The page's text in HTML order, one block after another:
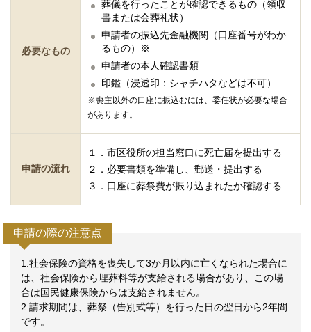
必要なもの
葬儀を行ったことが確認できるもの（領収
書または会葬礼状）
申請者の振込先金融機関（口座番号がわか
るもの）※
申請者の本人確認書類
印鑑（浸透印：シャチハタなどは不可）
※喪主以外の口座に振込むには、委任状が必要な場合
があります。
申請の流れ
１．市区役所の担当窓口に死亡届を提出する
２．必要書類を準備し、郵送・提出する
３．口座に葬祭費が振り込まれたか確認する
申請の際の注意点
1.社会保険の資格を喪失して3か月以内に亡くなられた場合に
は、社会保険から埋葬料等が支給される場合があり、この場
合は国民健康保険からは支給されません。
2.請求期間は、葬祭（告別式等）を行った日の翌日から2年間
です。